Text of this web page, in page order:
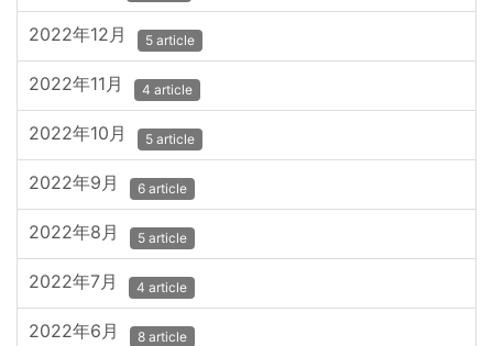
2022年12月 5 article
2022年11月 4 article
2022年10月 5 article
2022年9月 6 article
2022年8月 5 article
2022年7月 4 article
2022年6月 8 article